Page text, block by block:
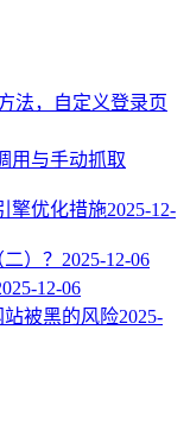
法，自定义登录页
用与手动抓取
擎优化措施2025-12-
）？ 2025-12-06
12-06
站被黑的风险2025-